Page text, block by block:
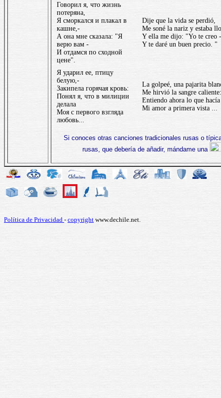
Говорил я, что жизнь
потеряна,
Я сморкался и плакал в
кашне,-
А она мне сказала: "Я
верю вам -
И отдамся по сходной
цене".
Dije que la vida se perdió,
Me soné la nariz y estaba
Y ella me dijo: "Yo te creo -
Y te daré un buen precio. "
Я ударил ее, птицу
белую,-
Закипела горячая кровь:
Понял я, что в милиции
делала
Моя с первого взгляда
любовь...
La golpeé, una pajarita
Me hirvió la sangre caliente:
Entiendo ahora lo que
Mi amor a primera vista ...
Si conoces otras canciones tradicionales rusas o
rusas, que debería de añadir, mándame una
Política de Privacidad - copyright www.dechile.net.